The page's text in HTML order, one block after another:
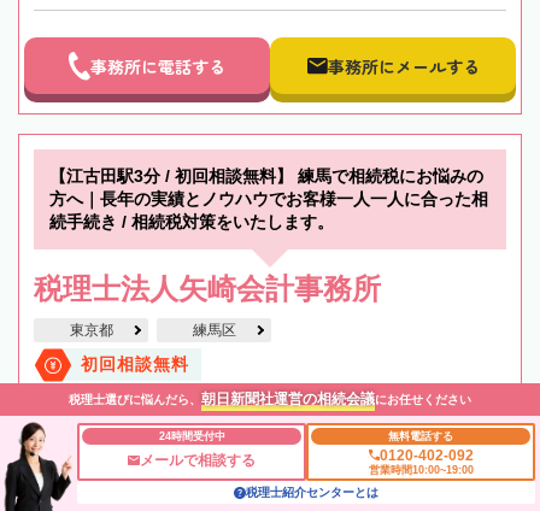
事務所に電話する 事務所にメールする
【江古田駅3分 / 初回相談無料】 練馬で相続税にお悩みの
方へ｜長年の実績とノウハウでお客様一人一人に合った相
続手続き / 相続税対策をいたします。
税理士法人矢崎会計事務所
東京都 練馬区
初回相談無料
19時以降TEL可
税理士選びに悩んだら、 朝日新聞社運営の相続会議にお任せください
24時間受付中
メールで相談する
無料電話する
0120-402-092
営業時間10:00~19:00
税理士紹介センターとは